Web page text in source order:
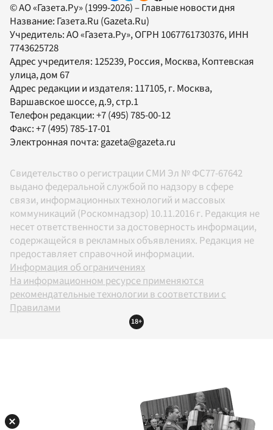
© АО «Газета.Ру» (1999-2026) – Главные новости дня
Название: Газета.Ru (Gazeta.Ru)
Учредитель:АО «Газета.Ру», ОГРН 1067761730376, ИНН
7743625728
Адрес учредителя: 125239, Россия, Москва, Коптевская
улица, дом 67
Адрес редакции и издателя: 117105, г. Москва,
Варшавское шоссе, д.9, стр.1
Телефон редакции:+7 (495) 785-00-12
Факс:+7 (495) 785-17-01
Электронная почта:gazeta@gazeta.ru
Свидетельство о регистрации СМИ Эл № ФС77-67642
выдано федеральной службой по надзору в сфере
связи, информационных технологий и массовых
коммуникаций (Роскомнадзор) 10.11.2016 г. Редакция не
несет ответственности за достоверность информации,
содержащейся в рекламных объявлениях. Редакция не
предоставляет справочной информации.
Информация об ограничениях
На информационном ресурсе применяются
рекомендательные технологии в соответствии с
Правилами
18+